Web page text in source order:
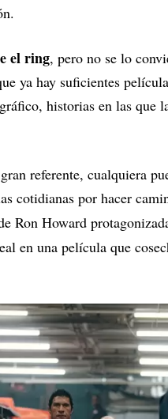
el ring, pero no se lo
ya hay suficientes
historias en las que
referente, cualquiera
cotidianas por hacer
Ron Howard
en una película que